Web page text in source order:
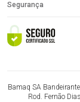
Segurança
Bamaq SA
Rod. Fernão